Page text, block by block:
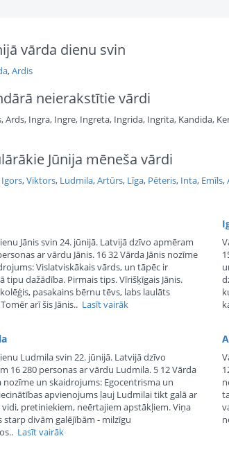
vārda dienu svin
,Ardis
neierakstītie vārdi
Ingra, Ingre, Ingreta, Ingrida, Ingrita, Kandida,
Jūnija mēneša vārdi
Igors,Viktors, Ludmila,Artūrs, Līga, Pēteris, Inta, Emīls,
Jānis svin 24. jūnijā. Latvijā dzīvo apmēram
ar vārdu Jānis. 16 32 Vārda Jānis nozīme
Vislatviskākais vārds, un tāpēc ir
tipu dažādība. Pirmais tips. Vīrišķīgais Jānis.
pasakains bērnu tēvs, labs laulāts
arī šis Jānis.. Lasīt vairāk
Ludmila svin 22. jūnijā. Latvijā dzīvo
16 280 personas ar vārdu Ludmila. 5 12 Vārda
nozīme un skaidrojums: Egocentrisma un
apvienojums ļauj Ludmilai tikt galā ar
vidi, pretiniekiem, neērtajiem apstākļiem. Viņa
starp divām galējībām - milzīgu
Lasīt vairāk